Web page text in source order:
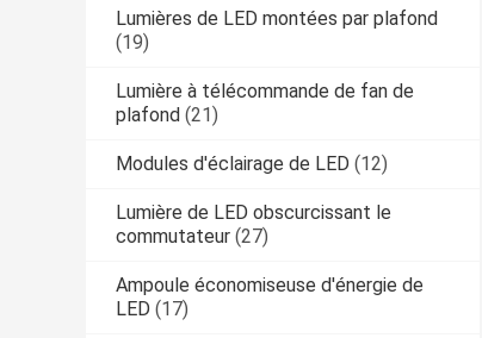
Lumières de LED montées par plafond
(19)
Lumière à télécommande de fan de
plafond (21)
Modules d'éclairage de LED (12)
Lumière de LED obscurcissant le
commutateur (27)
Ampoule économiseuse d'énergie de
LED (17)